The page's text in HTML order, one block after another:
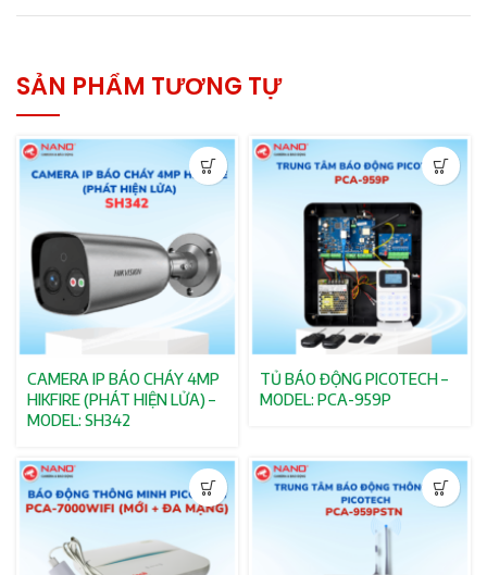
SẢN PHẨM TƯƠNG TỰ
CAMERA IP BÁO CHÁY 4MP
HIKFIRE (PHÁT HIỆN LỬA) –
MODEL: SH342
TỦ BÁO ĐỘNG PICOTECH –
MODEL: PCA-959P